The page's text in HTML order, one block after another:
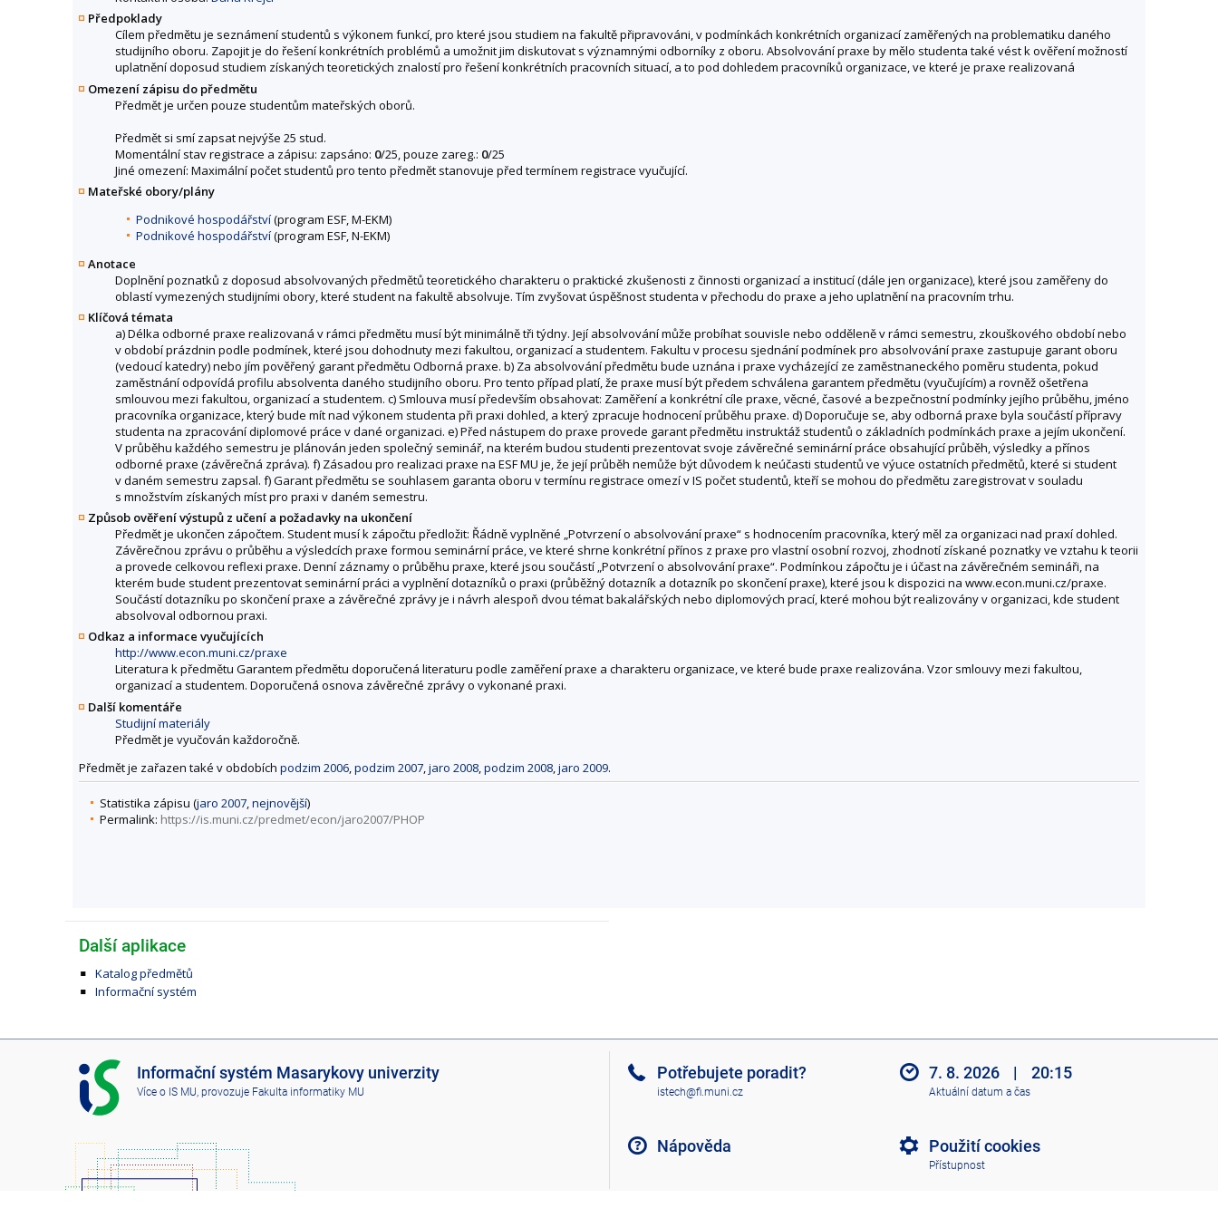
Předpoklady
Cílem předmětu je seznámení studentů s výkonem funkcí, pro které jsou studiem na fakultě připravováni, v podmínkách konkrétních organizací zaměřených na problematiku daného
studijního oboru. Zapojit je do řešení konkrétních problémů a umožnit jim diskutovat s významnými odborníky z oboru. Absolvování praxe by mělo studenta také vést k ověření možností
uplatnění doposud studiem získaných teoretických znalostí pro řešení konkrétních pracovních situací, a to pod dohledem pracovníků organizace, ve které je praxe realizovaná
Omezení zápisu do předmětu
Předmět je určen pouze studentům mateřských oborů.
Předmět si smí zapsat nejvýše 25 stud.
Momentální stav registrace a zápisu: zapsáno: 0/25, pouze zareg.: 0/25
Jiné omezení: Maximální počet studentů pro tento předmět stanovuje před termínem registrace vyučující.
Mateřské obory/plány
Podnikové hospodářství(program ESF, M-EKM)
Podnikové hospodářství(program ESF, N-EKM)
Anotace
Doplnění poznatků z doposud absolvovaných předmětů teoretického charakteru o praktické zkušenosti z činnosti organizací a institucí (dále jen organizace), které jsou zaměřeny do
oblastí vymezených studijními obory, které student na fakultě absolvuje. Tím zvyšovat úspěšnost studenta v přechodu do praxe a jeho uplatnění na pracovním trhu.
Klíčová témata
a) Délka odborné praxe realizovaná v rámci předmětu musí být minimálně tři týdny. Její absolvování může probíhat souvisle nebo odděleně v rámci semestru, zkouškového období nebo
v období prázdnin podle podmínek, které jsou dohodnuty mezi fakultou, organizací a studentem. Fakultu v procesu sjednání podmínek pro absolvování praxe zastupuje garant oboru
(vedoucí katedry) nebo jím pověřený garant předmětu Odborná praxe. b) Za absolvování předmětu bude uznána i praxe vycházející ze zaměstnaneckého poměru studenta, pokud
zaměstnání odpovídá profilu absolventa daného studijního oboru. Pro tento případ platí, že praxe musí být předem schválena garantem předmětu (vyučujícím) a rovněž ošetřena
smlouvou mezi fakultou, organizací a studentem. c) Smlouva musí především obsahovat: Zaměření a konkrétní cíle praxe, věcné, časové a bezpečnostní podmínky jejího průběhu, jméno
pracovníka organizace, který bude mít nad výkonem studenta při praxi dohled, a který zpracuje hodnocení průběhu praxe. d) Doporučuje se, aby odborná praxe byla součástí přípravy
studenta na zpracování diplomové práce v dané organizaci. e) Před nástupem do praxe provede garant předmětu instruktáž studentů o základních podmínkách praxe a jejím ukončení.
V průběhu každého semestru je plánován jeden společný seminář, na kterém budou studenti prezentovat svoje závěrečné seminární práce obsahující průběh, výsledky a přínos
odborné praxe (závěrečná zpráva). f) Zásadou pro realizaci praxe na ESF MU je, že její průběh nemůže být důvodem k neúčasti studentů ve výuce ostatních předmětů, které si student
v daném semestru zapsal. f) Garant předmětu se souhlasem garanta oboru v termínu registrace omezí v IS počet studentů, kteří se mohou do předmětu zaregistrovat v souladu
s množstvím získaných míst pro praxi v daném semestru.
Způsob ověření výstupů z učení a požadavky na ukončení
Předmět je ukončen zápočtem. Student musí k zápočtu předložit: Řádně vyplněné „Potvrzení o absolvování praxe“ s hodnocením pracovníka, který měl za organizaci nad praxí dohled.
Závěrečnou zprávu o průběhu a výsledcích praxe formou seminární práce, ve které shrne konkrétní přínos z praxe pro vlastní osobní rozvoj, zhodnotí získané poznatky ve vztahu k teorii
a provede celkovou reflexi praxe. Denní záznamy o průběhu praxe, které jsou součástí „Potvrzení o absolvování praxe“. Podmínkou zápočtu je i účast na závěrečném semináři, na
kterém bude student prezentovat seminární práci a vyplnění dotazníků o praxi (průběžný dotazník a dotazník po skončení praxe), které jsou k dispozici na www.econ.muni.cz/praxe.
Součástí dotazníku po skončení praxe a závěrečné zprávy je i návrh alespoň dvou témat bakalářských nebo diplomových prací, které mohou být realizovány v organizaci, kde student
absolvoval odbornou praxi.
Odkaz a informace vyučujících
http://www.econ.muni.cz/praxe
Literatura k předmětu Garantem předmětu doporučená literaturu podle zaměření praxe a charakteru organizace, ve které bude praxe realizována. Vzor smlouvy mezi fakultou,
organizací a studentem. Doporučená osnova závěrečné zprávy o vykonané praxi.
Další komentáře
Studijní materiály
Předmět je vyučován každoročně.
Předmět je zařazen také v obdobích podzim 2006 podzim 2007 jaro 2008 podzim 2008 jaro 2009.
Statistika zápisu (jaro 2007,nejnovější)
Permalink: https://is.muni.cz/predmet/econ/jaro2007/PHOP
Další aplikace
Katalog předmětů
Informační systém
I
S
M
Informační systém Masarykovy univerzity
Více o IS MU , provozuje Fakulta informatiky MU
Potřebujete poradit?
istech@fi.muni.cz
Nápověda
7. 8. 2026 | 20:15
Aktuální datum a čas
Použití cookies
Přístupnost